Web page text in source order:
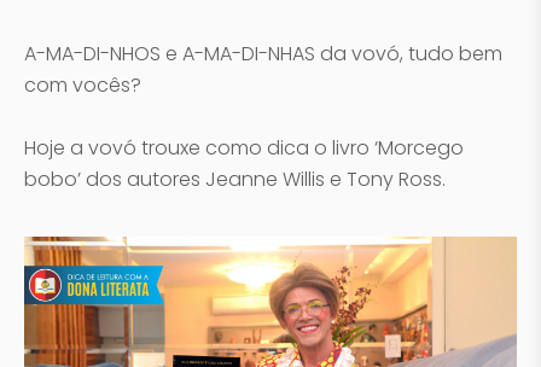
A-MA-DI-NHOS e A-MA-DI-NHAS da vovó, tudo bem
com vocês?
Hoje a vovó trouxe como dica o livro ‘Morcego
bobo’ dos autores Jeanne Willis e Tony Ross.